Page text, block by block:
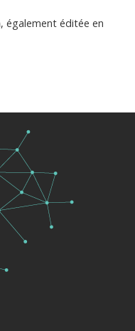
, également éditée en